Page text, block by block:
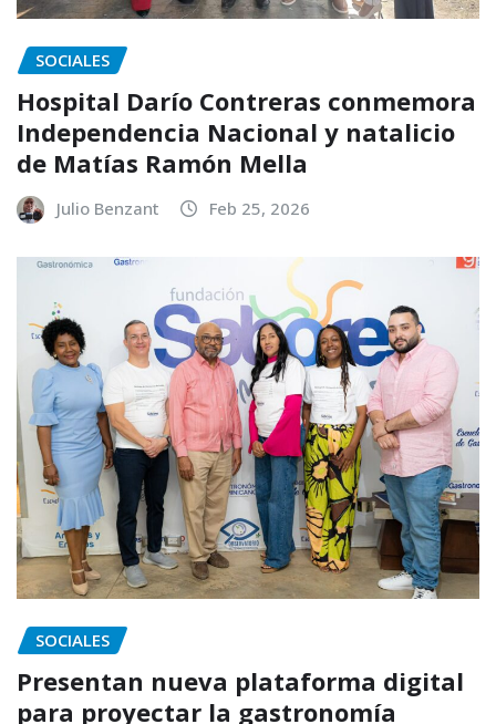
SOCIALES
Hospital Darío Contreras conmemora
Independencia Nacional y natalicio
de Matías Ramón Mella
Julio Benzant Feb 25, 2026
SOCIALES
Presentan nueva plataforma digital
para proyectar la gastronomía